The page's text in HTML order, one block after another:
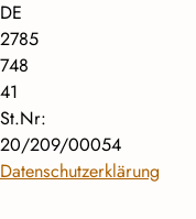
DE
2785
748
41
St.Nr:
20/209/00054
Datenschutzerklärung